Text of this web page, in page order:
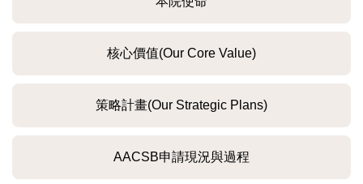
核心價值(Our Core Value)
策略計畫(Our Strategic Plans)
AACSB申請現況與過程